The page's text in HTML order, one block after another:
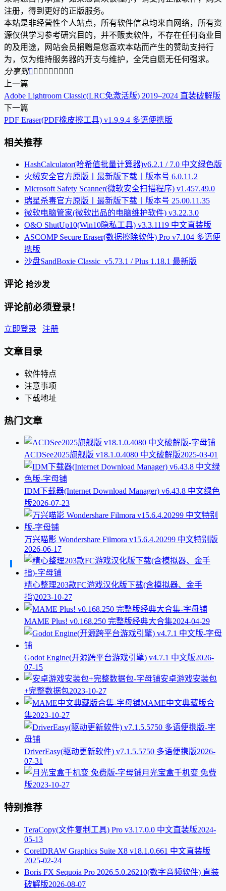
注册，得到更好的正版服务。
本站是非经营性个人站点，所有软件信息均来自网络，所有资
源仅供学习参考研究目的，并不贩卖软件，不存在任何商业目
的及用途，网站会员捐赠是您喜欢本站而产生的赞助支持行
为，仅为维持服务器的开支与维护，全凭自愿无任何强求。
分享到        
上一篇
Adobe Lightroom Classic(LRC免激活版) 2019–2024 直装破解版
下一篇
PDF Eraser(PDF橡皮擦工具) v1.9.9.4 多语便携版
相关推荐
HashCalculator(哈希值批量计算器)v6.2.1 / 7.0 中文绿色版
火绒安全官方原版丨最新版下载丨版本号 6.0.11.2
Microsoft Safety Scanner(微软安全扫描程序) v1.457.49.0
瑞星杀毒官方原版丨最新版下载丨版本号 25.00.11.35
微软电脑管家(微软出品的电脑维护软件) v3.22.3.0
O&O ShutUp10(Win10隐私工具) v3.3.1119 中文直装版
ASCOMP Secure Eraser(数据擦除软件) Pro v7.104 多语便
携版
沙盘SandBoxie Classic_v5.73.1 / Plus 1.18.1 最新版
评论 抢沙发
评论前必须登录！
立即登录 注册
文章目录
软件特点
注意事项
下载地址
热门文章
ACDSee2025旗舰版 v18.1.0.4080 中文破解版2025-03-01
IDM下载器(Internet Download Manager) v6.43.8 中文绿色
版2026-07-23
万兴喵影 Wondershare Filmora v15.6.4.20299 中文特别版
2026-06-17
精心整理203款FC游戏汉化版下载(含模拟器、金手
指)2023-10-27
MAME Plus! v0.168.250 完整版经典大合集2024-04-29
Godot Engine(开源跨平台游戏引擎) v4.7.1 中文版2026-
07-15
安卓游戏安装包
+完整数据包2023-10-27
MAME中文典藏版合
集2023-10-27
DriverEasy(驱动更新软件) v7.1.5.5750 多语便携版2026-
07-31
月光宝盒千机变 免费
版2023-10-27
特别推荐
TeraCopy(文件复制工具) Pro v3.17.0.0 中文直装版2024-
05-13
CorelDRAW Graphics Suite X8 v18.1.0.661 中文直装版
2025-02-24
Boris FX Sequoia Pro 2026.5.0.26210(数字音频软件) 直装
破解版2026-08-07